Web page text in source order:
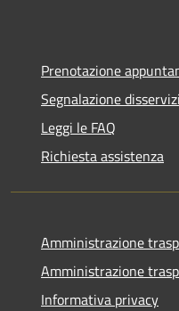
Prenotazione
Segnalazione
Leggi le FAQ
Richiesta assistenza
Amministrazione
Amministrazione
Informativa privacy